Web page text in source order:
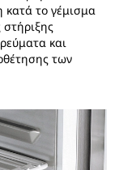
κατά το γέμισμα
και
των